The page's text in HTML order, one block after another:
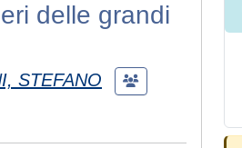
delle grandi
STEFANO